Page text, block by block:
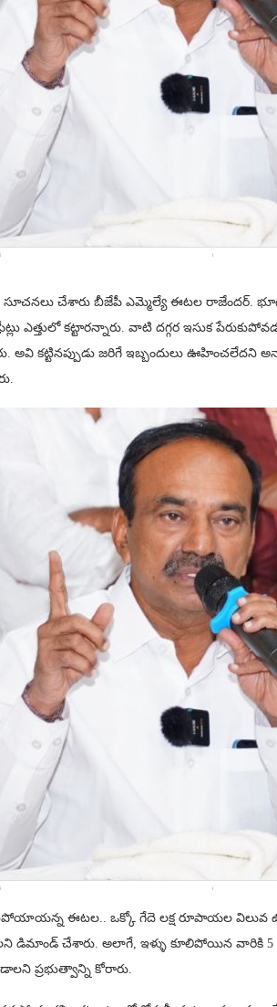
సూచనలు చేశారు బీజేపీ ఎమ్మెల్యే ఈటల రాజేందర్.
ఎత్తులో కట్టార‌న్నారు. వాటి దగ్గర ఇసుక
అవి కట్టినప్పుడు జరిగే ఇబ్బందులు ఊహించలేద‌ని
ఈట‌ల‌.. ఒక్కో గేదె లక్ష రూపాయల విలువ
డిమాండ్ చేశారు. అలాగే, ఇళ్ళు కూలిపోయిన వారికి 5
ప్రభుత్వాన్ని కోరారు.